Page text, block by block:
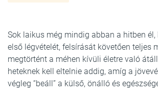
Sok laikus még mindig abban a hitben
első légvételét, felsírását követően teljes
megtörtént a méhen kívüli életre való
heteknek kell eltelnie addig, amíg a
végleg “beáll” a külső, önálló és